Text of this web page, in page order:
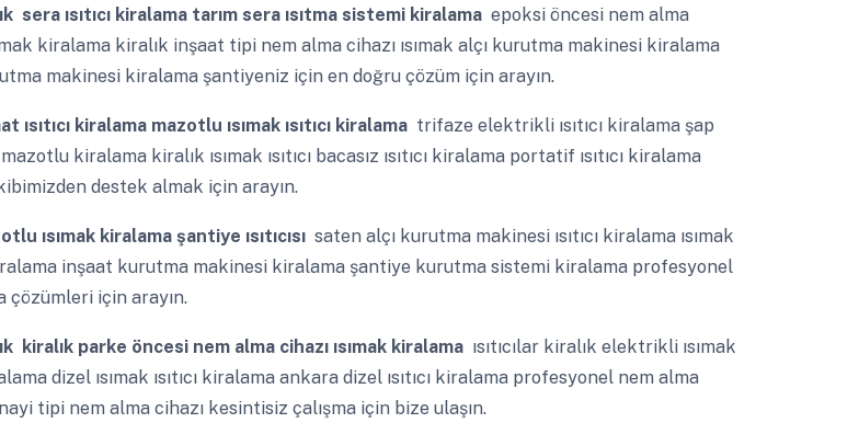
sera ısıtıcı kiralama tarım sera ısıtma sistemi kiralama epoksi öncesi nem alma
kiralama kiralık inşaat tipi nem alma cihazı ısımak alçı kurutma makinesi kiralama
makinesi kiralama şantiyeniz için en doğru çözüm için arayın.
ısıtıcı kiralama mazotlu ısımak ısıtıcı kiralama trifaze elektrikli ısıtıcı kiralama şap
kiralama kiralık ısımak ısıtıcı bacasız ısıtıcı kiralama portatif ısıtıcı kiralama
destek almak için arayın.
ısımak kiralama şantiye ısıtıcısı saten alçı kurutma makinesi ısıtıcı kiralama ısımak
inşaat kurutma makinesi kiralama şantiye kurutma sistemi kiralama profesyonel
çözümleri için arayın.
kiralık parke öncesi nem alma cihazı ısımak kiralama ısıtıcılar kiralık elektrikli ısımak
dizel ısımak ısıtıcı kiralama ankara dizel ısıtıcı kiralama profesyonel nem alma
tipi nem alma cihazı kesintisiz çalışma için bize ulaşın.